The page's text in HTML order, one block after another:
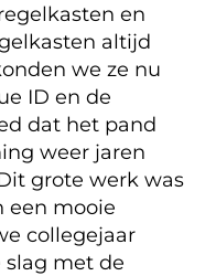
en
altijd
we ze nu
ID en de
dat het pand
weer jaren
grote werk was
een mooie
collegejaar
slag met de